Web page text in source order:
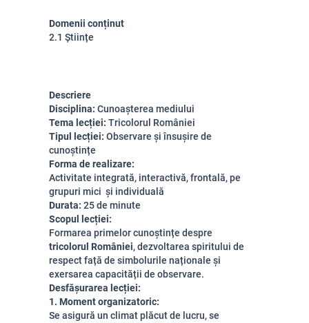
Domenii conținut
2.1 Științe
Descriere
Disciplina: Cunoașterea mediului
Tema lecției: Tricolorul României
Tipul lecției: Observare și însușire de
cunoștințe
Forma de realizare:
Activitate integrată, interactivă, frontală, pe
grupuri mici și individuală
Durata: 25 de minute
Scopul lecției:
Formarea primelor cunoștințe despre
tricolorul României, dezvoltarea spiritului de
respect față de simbolurile naționale și
exersarea capacității de observare.
Desfășurarea lecției:
1. Moment organizatoric:
Se asigură un climat plăcut de lucru, se